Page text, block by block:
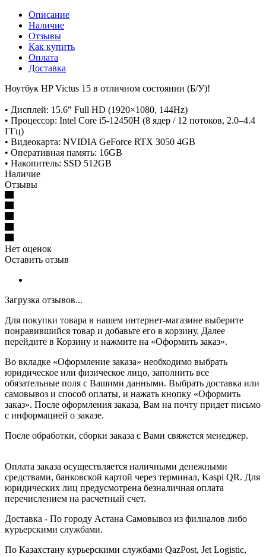
Описание
Наличие
Отзывы
Как купить
Оплата
Доставка
Ноутбук HP Victus 15 в отличном состоянии (Б/У)!
• Дисплей: 15.6" Full HD (1920×1080, 144Hz)
• Процессор: Intel Core i5-12450H (8 ядер / 12 потоков, 2.0–4.4
ГГц)
• Видеокарта: NVIDIA GeForce RTX 3050 4GB
• Оперативная память: 16GB
• Накопитель: SSD 512GB
Наличие
Отзывы
Нет оценок
Оставить отзыв
Загрузка отзывов...
Для покупки товара в нашем интернет-магазине выберите
понравившийся товар и добавьте его в корзину. Далее
перейдите в Корзину и нажмите на «Оформить заказ».
Во вкладке «Оформление заказа» необходимо выбрать
юридическое или физическое лицо, заполнить все
обязательные поля с Вашими данными. Выбрать доставка или
самовывоз и способ оплаты, и нажать кнопку «Оформить
заказ». После оформления заказа, Вам на почту придет письмо
с информацией о заказе.
После обработки, сборки заказа с Вами свяжется менеджер.
Оплата заказа осуществляется наличными денежными
средствами, банковской картой через терминал, Kaspi QR. Для
юридических лиц предусмотрена безналичная оплата
перечислением на расчетный счет.
Доставка - По городу Астана Самовывоз из филиалов либо
курьерскими службами.
По Казахстану курьерскими службами QazPost, Jet Logistic,